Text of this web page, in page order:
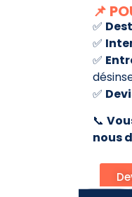
📌
✅
✅
✅
✅
📞
nous